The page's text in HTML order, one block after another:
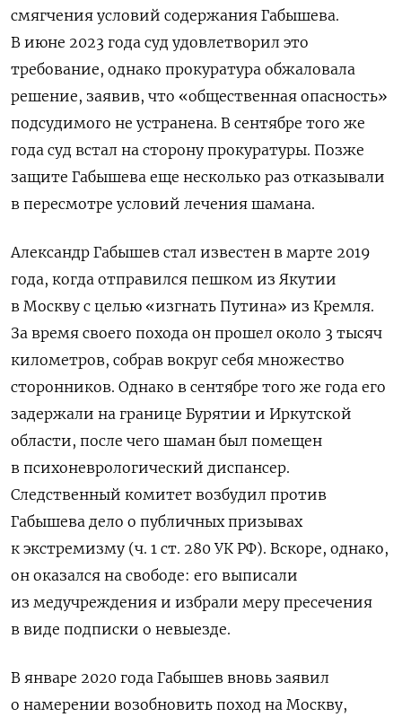
смягчения условий содержания Габышева.
В июне 2023 года суд удовлетворил это
требование, однако прокуратура обжаловала
решение, заявив, что «общественная опасность»
подсудимого не устранена. В сентябре того же
года суд встал на сторону прокуратуры. Позже
защите Габышева еще несколько раз отказывали
в пересмотре условий лечения шамана.
Александр Габышев стал известен в марте 2019
года, когда отправился пешком из Якутии
в Москву с целью «изгнать Путина» из Кремля.
За время своего похода он прошел около 3 тысяч
километров, собрав вокруг себя множество
сторонников. Однако в сентябре того же года его
задержали на границе Бурятии и Иркутской
области, после чего шаман был помещен
в психоневрологический диспансер.
Следственный комитет возбудил против
Габышева дело о публичных призывах
к экстремизму (ч. 1 ст. 280 УК РФ). Вскоре, однако,
он оказался на свободе: его выписали
из медучреждения и избрали меру пресечения
в виде подписки о невыезде.
В январе 2020 года Габышев вновь заявил
о намерении возобновить поход на Москву,